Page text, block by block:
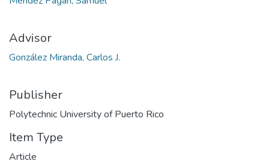
Advisor
González Miranda, Carlos J.
Publisher
Polytechnic University of Puerto Rico
Item Type
Article